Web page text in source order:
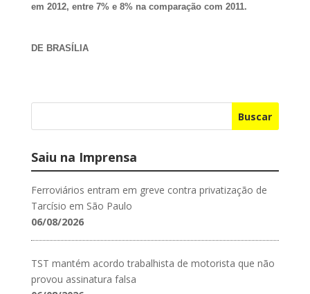
em 2012, entre 7% e 8% na comparação com 2011.
DE BRASÍLIA
Buscar
Saiu na Imprensa
Ferroviários entram em greve contra privatização de
Tarcísio em São Paulo
06/08/2026
TST mantém acordo trabalhista de motorista que não
provou assinatura falsa